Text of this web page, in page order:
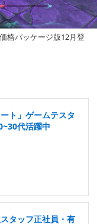
格パッケージ版12月登
ト」ゲームテスタ
代活躍中
タッフ正社員・有